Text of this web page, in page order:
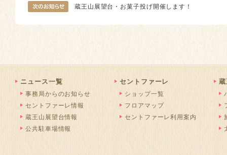
蔵王山展望台・お菓子投げ開催します！
ニュース一覧
事務局からのお知らせ
セントファーレ情報
蔵王山展望台情報
公共駐車場情報
セントファーレ
ショップ一覧
フロアマップ
セントファーレ利用案内